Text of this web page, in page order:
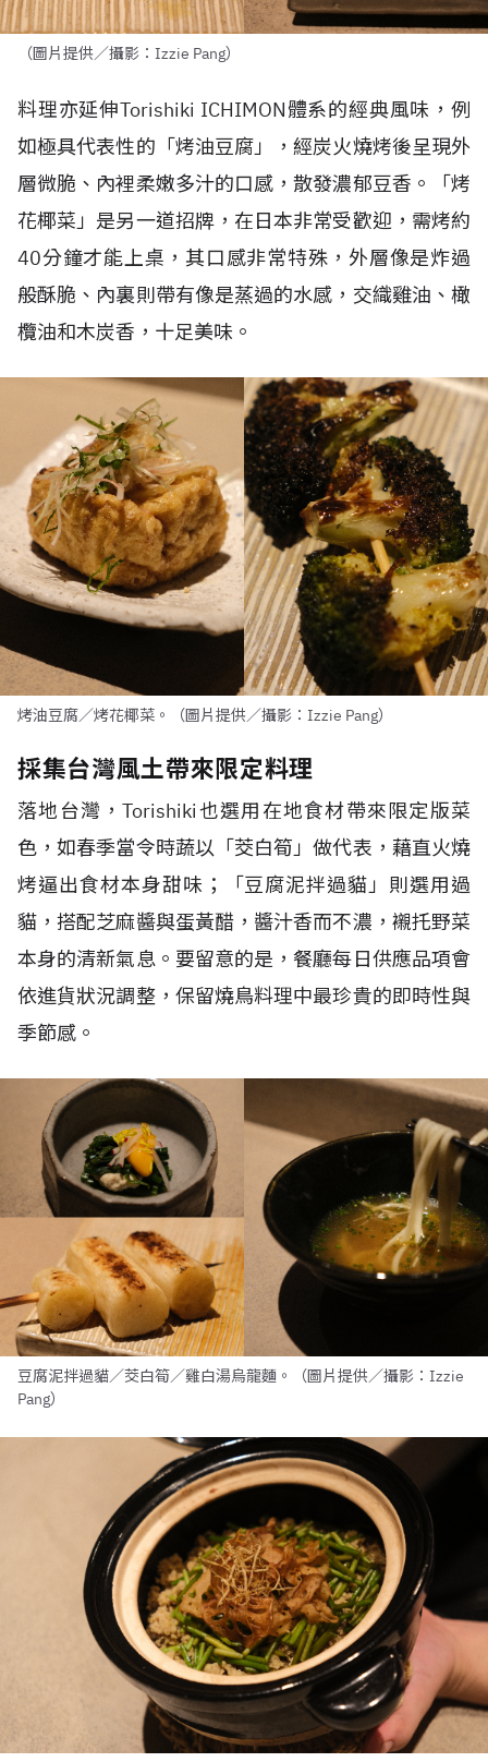
（圖片提供／攝影：Izzie Pang）
料理亦延伸Torishiki ICHIMON體系的經典風味，例
如極具代表性的「烤油豆腐」，經炭火燒烤後呈現外
層微脆、內裡柔嫩多汁的口感，散發濃郁豆香。「烤
花椰菜」是另一道招牌，在日本非常受歡迎，需烤約
40分鐘才能上桌，其口感非常特殊，外層像是炸過
般酥脆、內裏則帶有像是蒸過的水感，交織雞油、橄
欖油和木炭香，十足美味。
烤油豆腐／烤花椰菜。（圖片提供／攝影：Izzie Pang）
採集台灣風土帶來限定料理
落地台灣，Torishiki也選用在地食材帶來限定版菜
色，如春季當令時蔬以「茭白筍」做代表，藉直火燒
烤逼出食材本身甜味；「豆腐泥拌過貓」則選用過
貓，搭配芝麻醬與蛋黃醋，醬汁香而不濃，襯托野菜
本身的清新氣息。要留意的是，餐廳每日供應品項會
依進貨狀況調整，保留燒鳥料理中最珍貴的即時性與
季節感。
豆腐泥拌過貓／茭白筍／雞白湯烏龍麵。（圖片提供／攝影：Izzie
Pang）